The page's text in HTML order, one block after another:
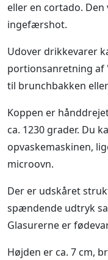
eller en cortado.
ingefærshot.
Udover drikkevarer
portionsanretning af
til brunchbakken
Koppen er
ca. 1230 grader. Du
opvaskemaskinen,
microovn.
Der er udskåret
spændende udtryk
Glasurerne er
Højden er ca. 7 cm,